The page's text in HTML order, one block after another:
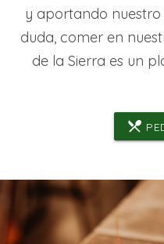
y aportando nuestro
duda, comer en
de la Sierra es un
local_dining